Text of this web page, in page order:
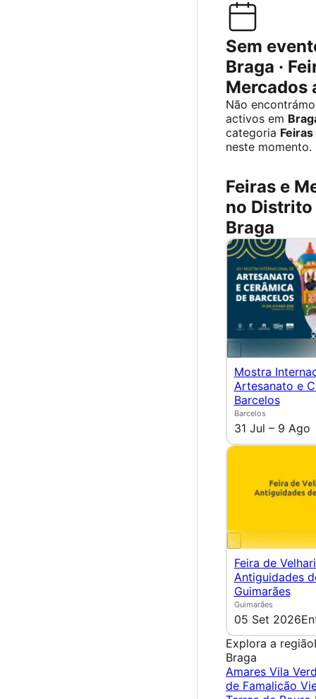
Sem
Braga ·
Mercados
Não
activos em
categoria
neste momento.
Feiras e
no Distrito
Braga
Mostra
Artesanato e
Barcelos
Barcelos
31 Jul – 9 Ago
Feira de
Antiguidades
Guimarães
Guimarães
05 Set 2026
Explora a região
Braga
Amares Vila
de Famalicão